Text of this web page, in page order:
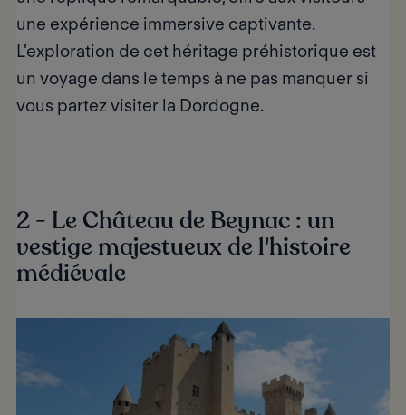
une expérience immersive captivante.
L'exploration de cet héritage préhistorique est
un voyage dans le temps à ne pas manquer si
vous partezvisiter la Dordogne.
2 - Le Château de Beynac : un
vestige majestueux de l'histoire
médiévale